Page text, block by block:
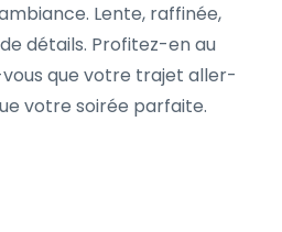
Lente, raffinée,
détails. Profitez-en au
que votre trajet aller-
votre soirée parfaite.